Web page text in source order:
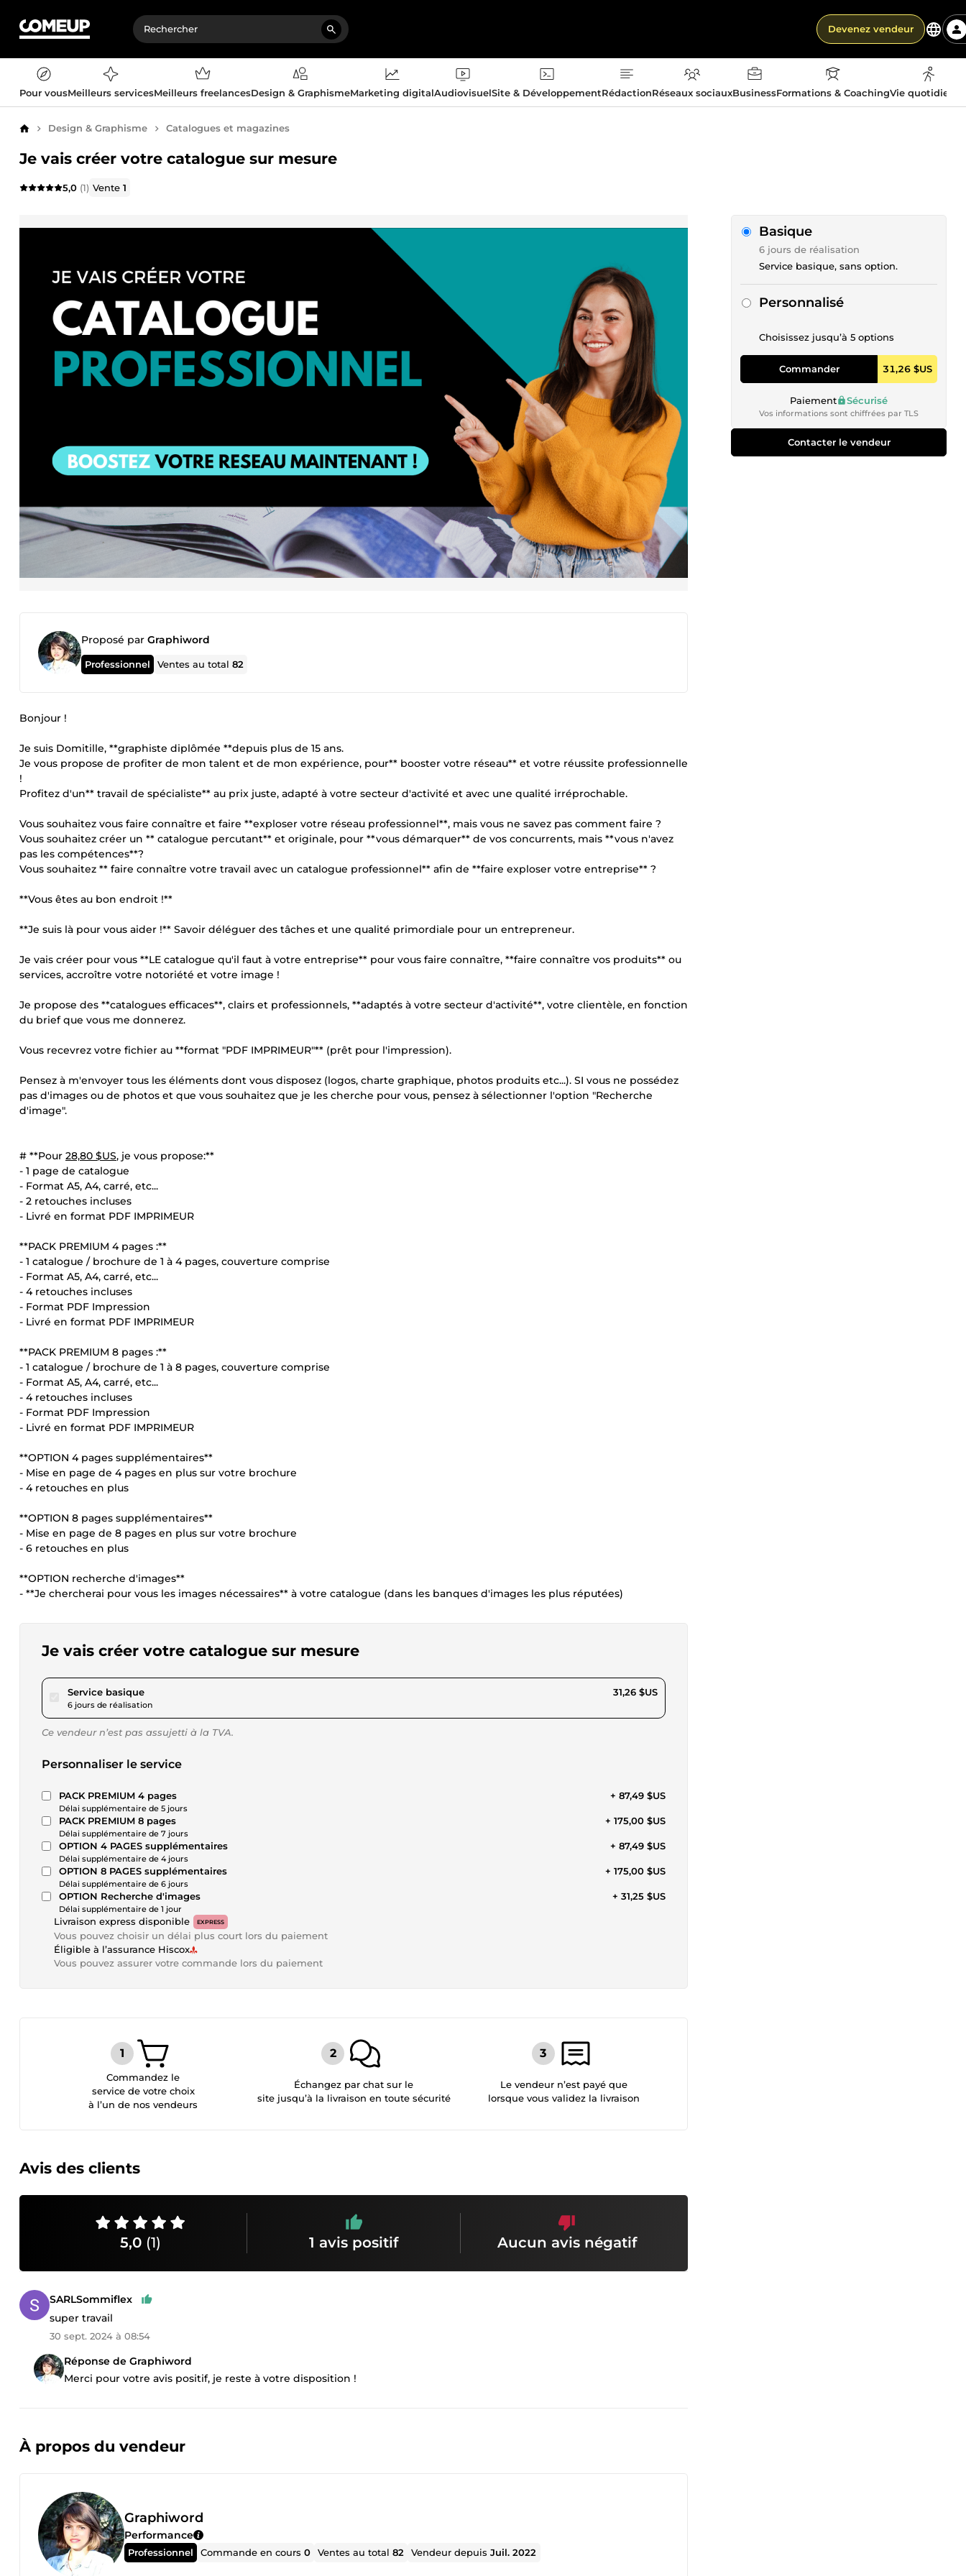
Devenez vendeur
Pour vousMeilleurs servicesMeilleurs freelancesDesign & GraphismeMarketing digitalAudiovisuelSite & DéveloppementRédactionRéseaux sociauxBusinessFormations & CoachingVie
AccueilDesign & Graphisme Catalogues et magazines
Je vais créer votre catalogue sur mesure
5,0 (1) Vente1
Proposé par Graphiword
Professionnel Ventes au total82
Bonjour !
Je suis Domitille, **graphiste diplômée **depuis plus de 15 ans.
Je vous propose de profiter de mon talent et de mon expérience, pour** booster votre réseau** et votre réussite professionnelle
!
Profitez d'un** travail de spécialiste** au prix juste, adapté à votre secteur d'activité et avec une qualité irréprochable.
Vous souhaitez vous faire connaître et faire **exploser votre réseau professionnel**, mais vous ne savez pas comment faire ?
Vous souhaitez créer un ** catalogue percutant** et originale, pour **vous démarquer** de vos concurrents, mais **vous n'avez
pas les compétences**?
Vous souhaitez ** faire connaître votre travail avec un catalogue professionnel** afin de **faire exploser votre entreprise** ?
**Vous êtes au bon endroit !**
**Je suis là pour vous aider !** Savoir déléguer des tâches et une qualité primordiale pour un entrepreneur.
Je vais créer pour vous **LE catalogue qu'il faut à votre entreprise** pour vous faire connaître, **faire connaître vos produits** ou
services, accroître votre notoriété et votre image !
Je propose des **catalogues efficaces**, clairs et professionnels, **adaptés à votre secteur d'activité**, votre clientèle, en fonction
du brief que vous me donnerez.
Vous recevrez votre fichier au **format "PDF IMPRIMEUR"** (prêt pour l'impression).
Pensez à m'envoyer tous les éléments dont vous disposez (logos, charte graphique, photos produits etc...). SI vous ne possédez
pas d'images ou de photos et que vous souhaitez que je les cherche pour vous, pensez à sélectionner l'option "Recherche
d'image".
# **Pour 28,80 $US, je vous propose:**
- 1 page de catalogue
- Format A5, A4, carré, etc...
- 2 retouches incluses
- Livré en format PDF IMPRIMEUR
**PACK PREMIUM 4 pages :**
- 1 catalogue / brochure de 1 à 4 pages, couverture comprise
- Format A5, A4, carré, etc...
- 4 retouches incluses
- Format PDF Impression
- Livré en format PDF IMPRIMEUR
**PACK PREMIUM 8 pages :**
- 1 catalogue / brochure de 1 à 8 pages, couverture comprise
- Format A5, A4, carré, etc...
- 4 retouches incluses
- Format PDF Impression
- Livré en format PDF IMPRIMEUR
**OPTION 4 pages supplémentaires**
- Mise en page de 4 pages en plus sur votre brochure
- 4 retouches en plus
**OPTION 8 pages supplémentaires**
- Mise en page de 8 pages en plus sur votre brochure
- 6 retouches en plus
**OPTION recherche d'images**
- **Je chercherai pour vous les images nécessaires** à votre catalogue (dans les banques d'images les plus réputées)
Je vais créer votre catalogue sur mesure
Service basiquepour 28,80 $US
6 jours de réalisation
31,26 $US
Ce vendeur n’est pas assujetti à la TVA.
Personnaliser le service
PACK PREMIUM 4 pages
Délai supplémentaire de 5 jours
+ 87,49 $US
PACK PREMIUM 8 pages
Délai supplémentaire de 7 jours
+ 175,00 $US
OPTION 4 PAGES supplémentaires
Délai supplémentaire de 4 jours
+ 87,49 $US
OPTION 8 PAGES supplémentaires
Délai supplémentaire de 6 jours
+ 175,00 $US
OPTION Recherche d'images
Délai supplémentaire de 1 jour
+ 31,25 $US
Livraison express disponible EXPRESS
Vous pouvez choisir un délai plus court lors du paiement
Éligible à l’assurance Hiscox
Vous pouvez assurer votre commande lors du paiement
Basique
6 jours de réalisation
Service basique, sans option.
Personnalisé
Choisissez jusqu’à 5 options
Commander 31,26 $US
Paiement Sécurisé
Vos informations sont chiffrées par TLS
Contacter le vendeur
Commandez le
service de votre choix
à l’un de nos vendeurs
Échangez par chat sur le
site jusqu’à la livraison en toute sécurité
Le vendeur n’est payé que
lorsque vous validez la livraison
Avis des clients
5,0 (1) 1 avis positif Aucun avis négatif
SARLSommiflex
super travail
30 sept. 2024 à 08:54
Réponse de Graphiword
Merci pour votre avis positif, je reste à votre disposition !
À propos du vendeur
Graphiword
Performance
Professionnel Commande en cours0 Ventes au total82 Vendeur depuisJuil. 2022